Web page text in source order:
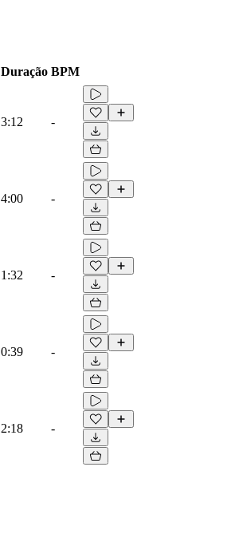
Duração BPM
3:12 -
4:00 -
1:32 -
0:39 -
2:18 -